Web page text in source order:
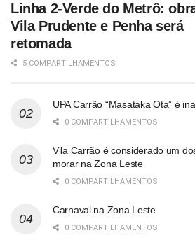
Linha 2-Verde do Metrô:
Vila Prudente e Penha será
retomada
5 COMPARTILHAMENTOS
UPA Carrão “Masataka Ota” é
0 COMPARTILHAMENTOS
Vila Carrão é considerado um
morar na Zona Leste
0 COMPARTILHAMENTOS
Carnaval na Zona Leste
0 COMPARTILHAMENTOS